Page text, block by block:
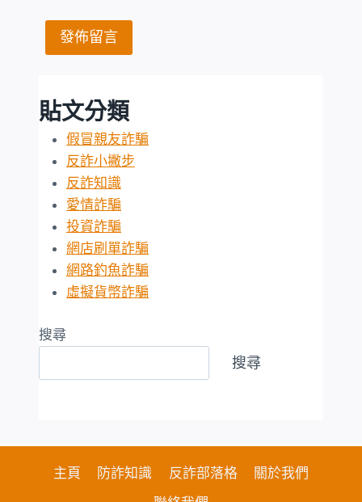
貼文分類
假冒親友詐騙
反詐小撇步
反詐知識
愛情詐騙
投資詐騙
網店刷單詐騙
網路釣魚詐騙
虛擬貨幣詐騙
搜尋
搜尋
主頁 防詐知識 反詐部落格
關於我們